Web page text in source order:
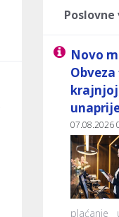
Novo
krajnjoj
07.08.2026
plaćanje